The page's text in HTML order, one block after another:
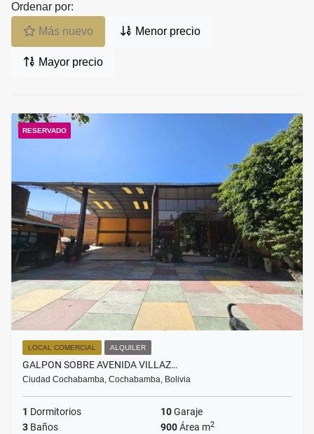
Ordenar por:
Más nuevo Menor precio
Mayor precio
RESERVADO
LOCAL COMERCIAL ALQUILER
GALPON SOBRE AVENIDA VILLAZ…
Ciudad Cochabamba, Cochabamba, Bolivia
1 Dormitorios 10Garaje
3 Baños 900Área m2